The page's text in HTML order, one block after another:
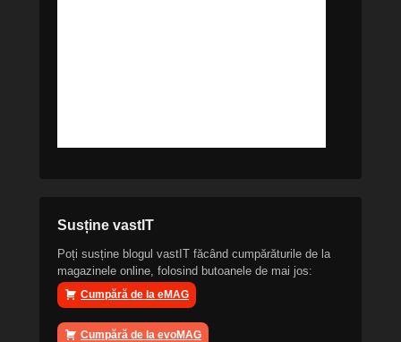
Susține vastIT
Poți susține blogul vastIT făcând cumpărăturile de la
magazinele online, folosind butoanele de mai jos:
Cumpără de la eMAG
Cumpără de la evoMAG